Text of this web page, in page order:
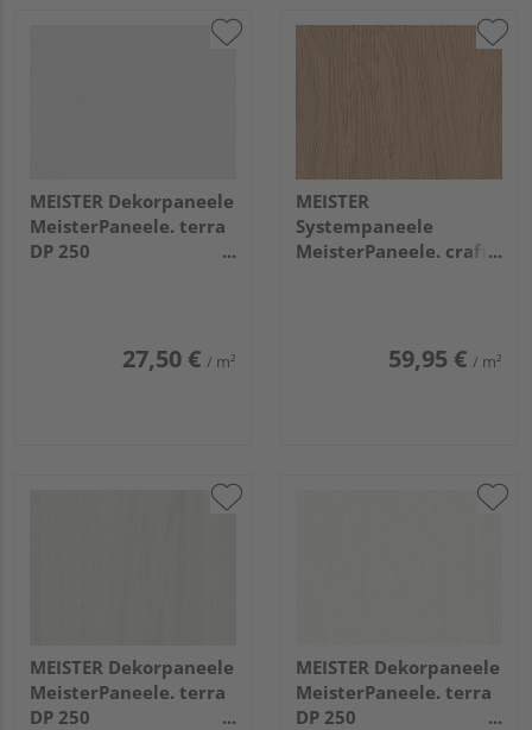
MEISTER Dekorpaneele
MeisterPaneele. terra
DP 250
27,50 € / m²
MEISTER
Systempaneele
MeisterPaneele. craft
pure Vintage-Str.,
gebü. ultramattl.
59,95 € / m²
MEISTER Dekorpaneele
MeisterPaneele. terra
DP 250
MEISTER Dekorpaneele
MeisterPaneele. terra
DP 250